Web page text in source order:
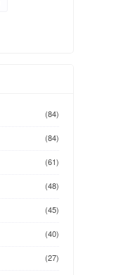
(84)
(84)
(61)
(48)
(45)
(40)
(27)